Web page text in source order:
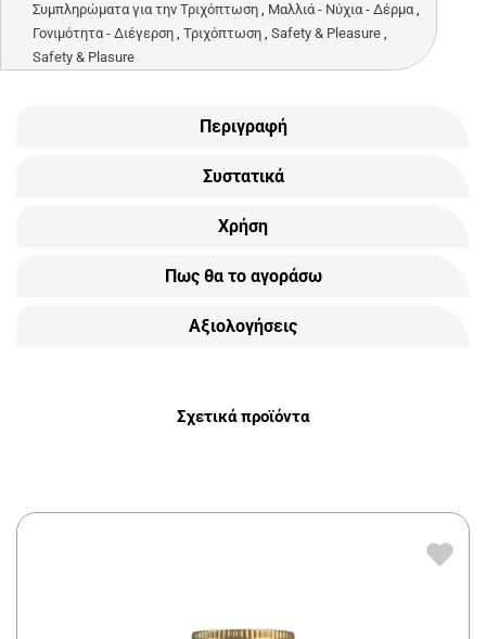
Συμπληρώματα για την Τριχόπτωση , Μαλλιά - Νύχια - Δέρμα,
Γονιμότητα - Διέγερση , Τριχόπτωση , Safety & Pleasure ,
Safety & Plasure
Περιγραφή
Συστατικά
Χρήση
Πως θα το αγοράσω
Αξιολογήσεις
Σχετικά προϊόντα